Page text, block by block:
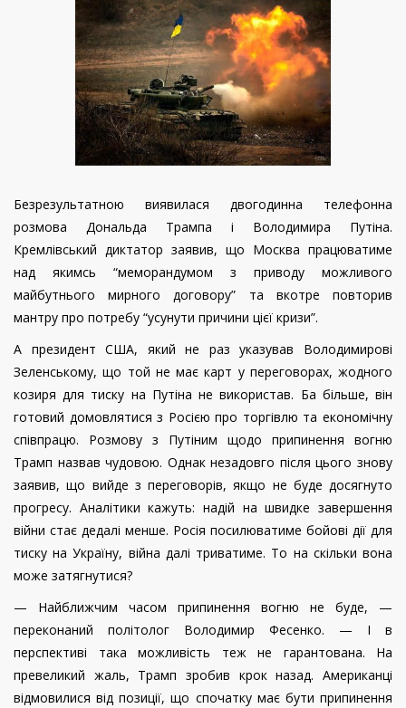
Безрезультатною виявилася двогодинна телефонна
розмова Дональда Трампа і Володимира Путіна.
Кремлівський диктатор заявив, що Москва працюватиме
над якимсь “меморандумом з приводу можливого
майбутнього мирного договору” та вкотре повторив
мантру про потребу “усунути причини цієї кризи”.
А президент США, який не раз указував Володимирові
Зеленському, що той не має карт у переговорах, жодного
козиря для тиску на Путіна не використав. Ба більше, він
готовий домовлятися з Росією про торгівлю та економічну
співпрацю. Розмову з Путіним щодо припинення вогню
Трамп назвав чудовою. Однак незадовго після цього знову
заявив, що вийде з переговорів, якщо не буде досягнуто
прогресу. Аналітики кажуть: надій на швидке завершення
війни стає дедалі менше. Росія посилюватиме бойові дії для
тиску на Україну, війна далі триватиме. То на скільки вона
може затягнутися?
— Найближчим часом припинення вогню не буде, —
переконаний політолог Володимир Фесенко. — І в
перспективі така можливість теж не гарантована. На
превеликий жаль, Трамп зробив крок назад. Американці
відмовилися від позиції, що спочатку має бути припинення